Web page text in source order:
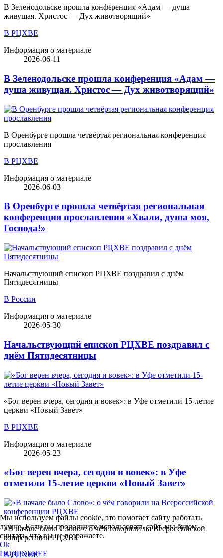
В Зеленодольске прошла конференция «Адам — душа
живущая. Христос — Дух животворящий»
В РЦХВЕ
Информация о материале
2026-06-11
В Зеленодольске прошла конференция «Адам —
душа живущая. Христос — Дух животворящий»
В Оренбурге прошла четвёртая региональная конференция
прославления
В РЦХВЕ
Информация о материале
2026-06-03
В Оренбурге прошла четвёртая региональная
конференция прославления «Хвали, душа моя,
Господа!»
Начальствующий епископ РЦХВЕ поздравил с днём
Пятидесятницы
В России
Информация о материале
2026-05-30
Начальствующий епископ РЦХВЕ поздравил с
днём Пятидесятницы
«Бог верен вчера, сегодня и вовек»: в Уфе отметили 15-летие
церкви «Новый Завет»
В РЦХВЕ
Информация о материале
2026-05-23
«Бог верен вчера, сегодня и вовек»: в Уфе
отметили 15-летие церкви «Новый Завет»
«В начале было Слово»: о чём говорили на Всероссийской
конференции РЦХВЕ
В РЦХВЕ
Мы используем файлы cookie, это помогает сайту работать
лучше. Если вы продолжите использовать сайт, мы будем
считать, что вы не возражаете.
Ok
ПОДРОБНЕЕ